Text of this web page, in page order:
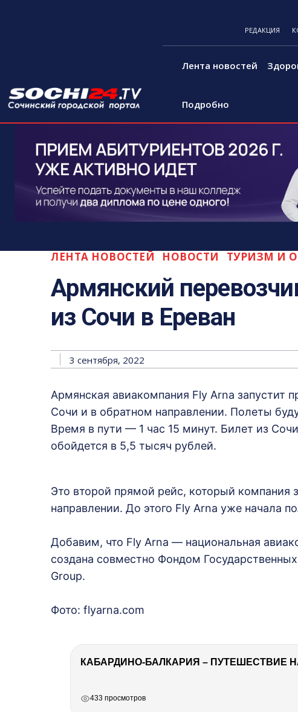
РЕДАКЦИЯ
Лента новостей
Подробно
ЛЕНТА НОВОСТЕЙ НОВОСТИ ТУРИЗМ И
Армянский
из Сочи в Ереван
3 сентября, 2022
Армянская авиакомпания Fly Arna запустит
Сочи и в обратном направлении. Полеты
Время в пути — 1 час 15 минут. Билет из
обойдется в 5,5 тысяч рублей.
Это второй прямой рейс, который компания
направлении. До этого Fly Arna уже начала
Добавим, что Fly Arna — национальная
создана совместно Фондом
Group.
Фото: flyarna.com
КАБАРДИНО-БАЛКАРИЯ – ПУТЕШЕСТВИЕ
433 просмотров